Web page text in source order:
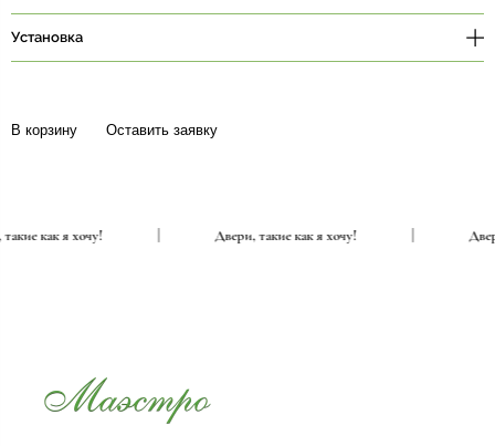
Установка
В корзину Оставить заявку
такие как я хочу! Двери, такие как я хочу!